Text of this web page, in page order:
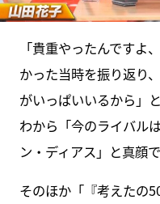
「貴重やったんですよ
かった当時を振り返り
がいっぱいいるから」
わから「今のライバル
ン・ディアス」と真顔
そのほか「『考えたの